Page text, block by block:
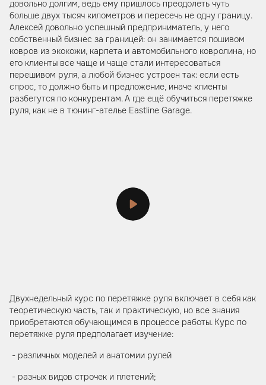
довольно долгим, ведь ему пришлось преодолеть чуть
больше двух тысяч километров и пересечь не одну границу.
Алексей довольно успешный предприниматель, у него
собственный бизнес за границей: он занимается пошивом
ковров из экокожи, карпета и автомобильного ковролина, но
его клиенты все чаще и чаще стали интересоваться
перешивом руля, а любой бизнес устроен так: если есть
спрос, то должно быть и предложение, иначе клиенты
разбегутся по конкурентам. А где ещё обучиться перетяжке
руля, как не в тюнинг-ателье Eastline Garage.
Двухнедельный курс по перетяжке руля включает в себя как
теоретическую часть, так и практическую, но все знания
приобретаются обучающимся в процессе работы. Курс по
перетяжке руля предполагает изучение:
- различных моделей и анатомии рулей
- разных видов строчек и плетений;